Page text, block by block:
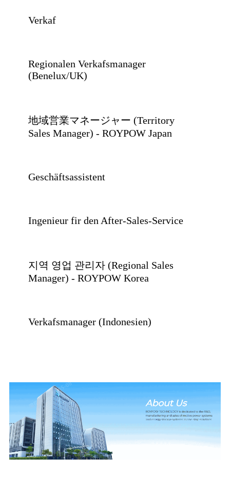
Verkaf
Regionalen Verkafsmanager
(Benelux/UK)
地域営業マネージャー (Territory
Sales Manager) - ROYPOW Japan
Geschäftsassistent
Ingenieur fir den After-Sales-Service
지역 영업 관리자 (Regional Sales
Manager) - ROYPOW Korea
Verkafsmanager (Indonesien)